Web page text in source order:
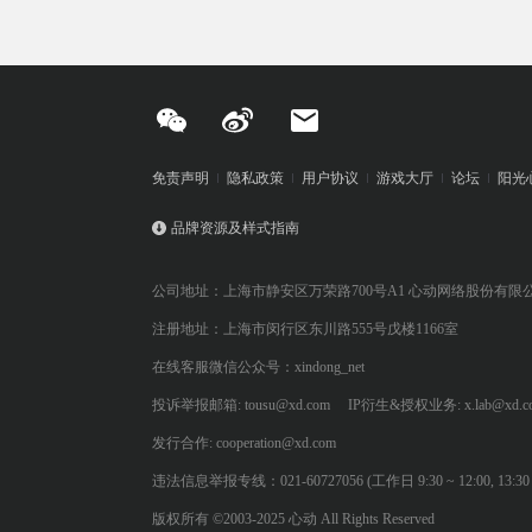
免责声明 隐私政策 用户协议 游戏大厅 论坛 阳光
品牌资源及样式指南
公司地址：上海市静安区万荣路700号A1 心动网络股份有限
注册地址：上海市闵行区东川路555号戊楼1166室
在线客服微信公众号：xindong_net
投诉举报邮箱: tousu@xd.com IP衍生&授权业务:
发行合作: cooperation@xd.com
违法信息举报专线：021-60727056 (工作日 9:30 ~ 12:00, 13:30
版权所有 ©2003-2025 心动 All Rights Reserved